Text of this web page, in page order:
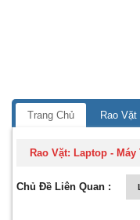
Trang Chủ Rao
Rao Vặt: Laptop - Máy
Chủ Đề Liên Quan :